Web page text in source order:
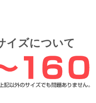
イズについて